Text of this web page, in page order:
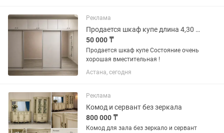
Реклама
Продается шкаф купе длина 4,30 высота 2,5 глубина 60
50 000 ₸
Продается шкаф купе Состояние очень
хорошая вместительная !
Астана, сегодня
Реклама
Комод и сервант без зеркала
800 000 ₸
Комод для зала без зеркало и сервант